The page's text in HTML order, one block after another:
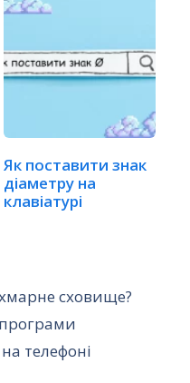
Як поставити знак
діаметру на
клавіатурі
сховище?
телефоні